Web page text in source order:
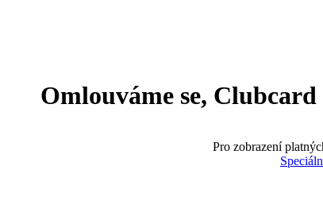
Omlouváme se,
Pro zobrazení